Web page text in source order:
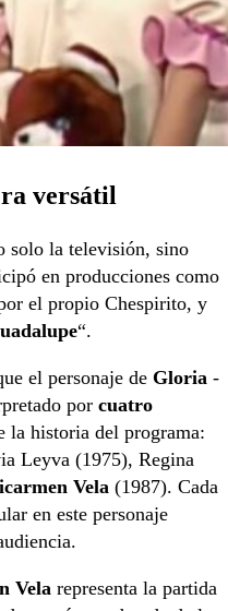
versátil
solo la televisión, sino
en producciones como
el propio Chespirito, y
“.
el personaje de Gloria -
por cuatro
la historia del programa:
Leyva (1975), Regina
Vela (1987). Cada
en este personaje
Vela representa la partida